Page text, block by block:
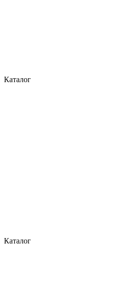
Каталог
Каталог